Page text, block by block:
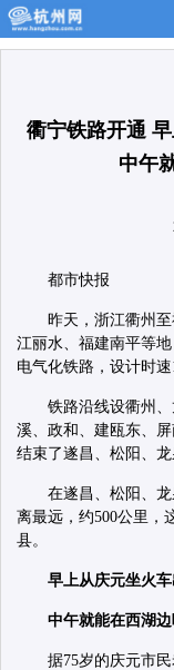
衢宁铁路开通
中午
都市快报
昨天，浙江衢州
江丽水、福建南平等
电气化铁路，设计时速
铁路沿线设衢州
溪、政和、建瓯东、
结束了遂昌、松阳、
在遂昌、松阳、
离最远，约500公里，
县。
早上从庆元坐火
中午就能在西湖
据75岁的庆元市